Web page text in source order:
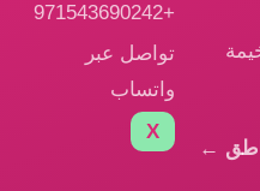
←
+971543690242
تواصل عبر
واتساب
X